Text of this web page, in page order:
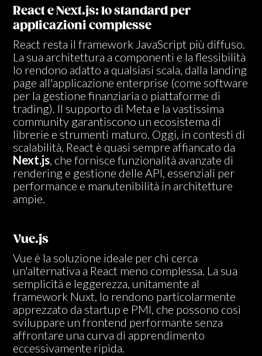
React e Next.js: lo standard per
applicazioni complesse
React resta il framework JavaScript più diffuso.
La sua architettura a componenti e la flessibilità
lo rendono adatto a qualsiasi scala, dalla landing
page all'applicazione enterprise (come software
per la gestione finanziaria o piattaforme di
trading). Il supporto di Meta e la vastissima
community garantiscono un ecosistema di
librerie e strumenti maturo. Oggi, in contesti di
scalabilità, React è quasi sempre affiancato da
Next.js , che fornisce funzionalità avanzate di
rendering e gestione delle API, essenziali per
performance e manutenibilità in architetture
ampie.
Vue.js
Vue è la soluzione ideale per chi cerca
un'alternativa a React meno complessa. La sua
semplicità e leggerezza, unitamente al
framework Nuxt, lo rendono particolarmente
apprezzato da startup e PMI, che possono così
sviluppare un frontend performante senza
affrontare una curva di apprendimento
eccessivamente ripida.